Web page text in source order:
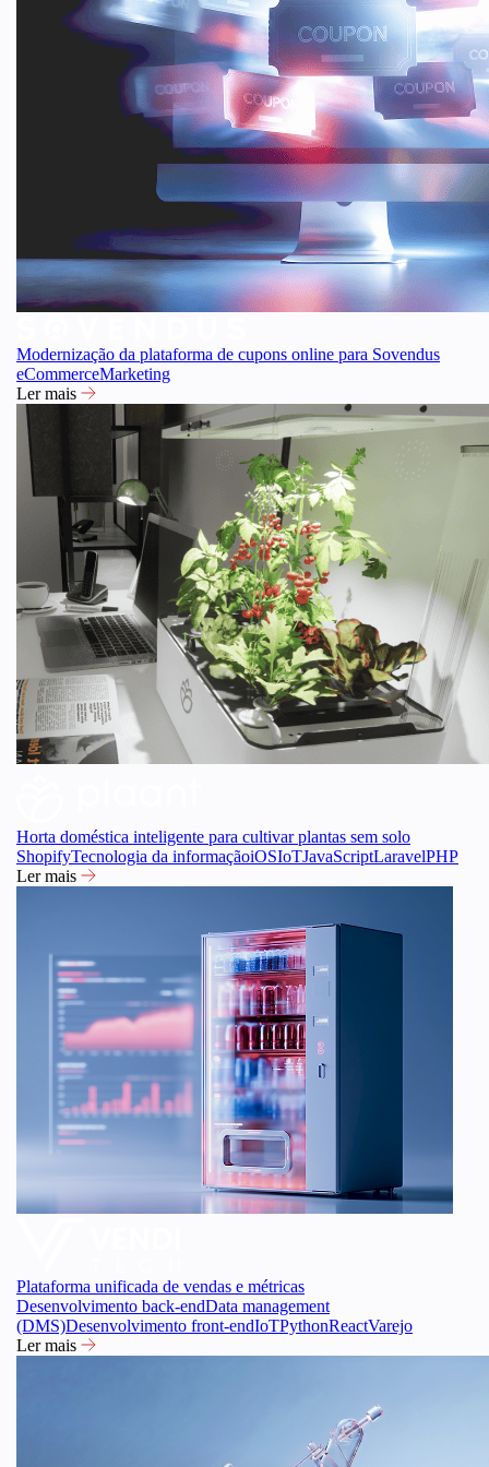
Modernização da plataforma de cupons online para Sovendus
eCommerceMarketing
Ler mais
Horta doméstica inteligente para cultivar plantas sem solo
ShopifyTecnologia da informaçãoiOSIoTJavaScriptLaravelPHP
Ler mais
Plataforma unificada de vendas e métricas
Desenvolvimento back-endData management
(DMS)Desenvolvimento front-endIoTPythonReactVarejo
Ler mais